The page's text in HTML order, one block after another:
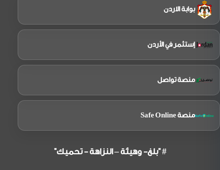
بوابة الاردن
إستثمر في الأردن
منصة تواصل
منصة Safe Online
# "بلغ- وهيئة – النزاهة - تحميك"